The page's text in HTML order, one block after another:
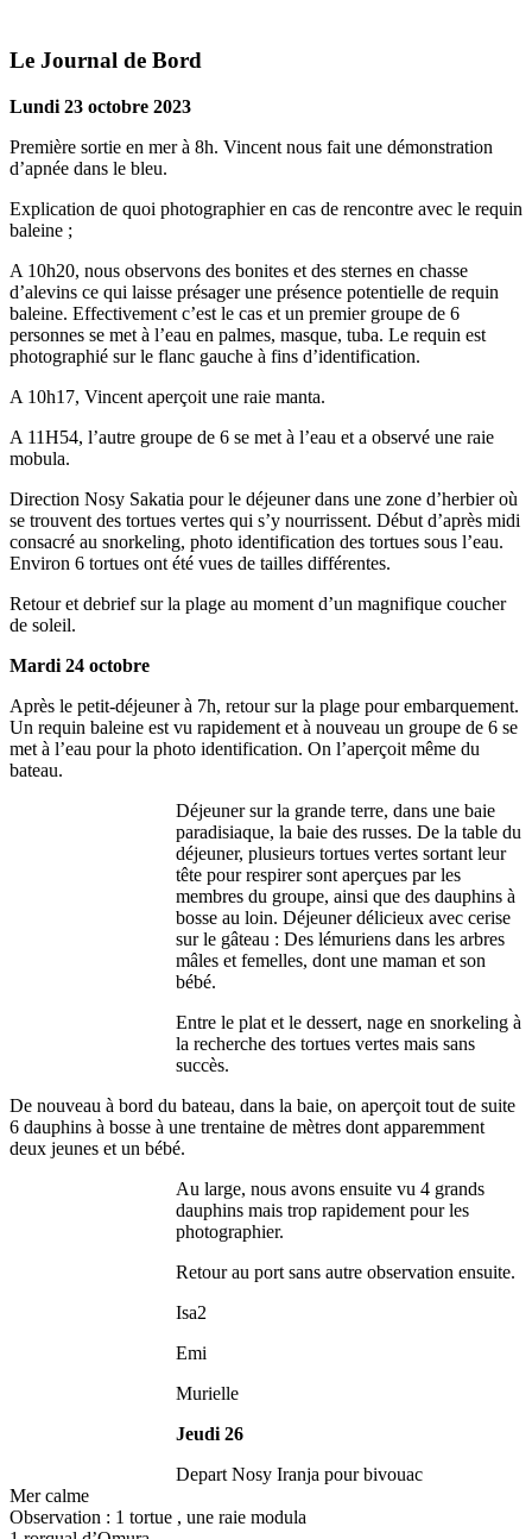
Le Journal de Bord
Lundi 23 octobre 2023
Première sortie en mer à 8h. Vincent nous fait une démonstration
d’apnée dans le bleu.
Explication de quoi photographier en cas de rencontre avec le requin
baleine ;
A 10h20, nous observons des bonites et des sternes en chasse
d’alevins ce qui laisse présager une présence potentielle de requin
baleine. Effectivement c’est le cas et un premier groupe de 6
personnes se met à l’eau en palmes, masque, tuba. Le requin est
photographié sur le flanc gauche à fins d’identification.
A 10h17, Vincent aperçoit une raie manta.
A 11H54, l’autre groupe de 6 se met à l’eau et a observé une raie
mobula.
Direction Nosy Sakatia pour le déjeuner dans une zone d’herbier où
se trouvent des tortues vertes qui s’y nourrissent. Début d’après midi
consacré au snorkeling, photo identification des tortues sous l’eau.
Environ 6 tortues ont été vues de tailles différentes.
Retour et debrief sur la plage au moment d’un magnifique coucher
de soleil.
Mardi 24 octobre
Après le petit-déjeuner à 7h, retour sur la plage pour embarquement.
Un requin baleine est vu rapidement et à nouveau un groupe de 6 se
met à l’eau pour la photo identification. On l’aperçoit même du
bateau.
Déjeuner sur la grande terre, dans une baie
paradisiaque, la baie des russes. De la table du
déjeuner, plusieurs tortues vertes sortant leur
tête pour respirer sont aperçues par les
membres du groupe, ainsi que des dauphins à
bosse au loin. Déjeuner délicieux avec cerise
sur le gâteau : Des lémuriens dans les arbres
mâles et femelles, dont une maman et son
bébé.
Entre le plat et le dessert, nage en snorkeling à
la recherche des tortues vertes mais sans
succès.
De nouveau à bord du bateau, dans la baie, on aperçoit tout de suite
6 dauphins à bosse à une trentaine de mètres dont apparemment
deux jeunes et un bébé.
Au large, nous avons ensuite vu 4 grands
dauphins mais trop rapidement pour les
photographier.
Retour au port sans autre observation ensuite.
Isa2
Emi
Murielle
Jeudi 26
Depart Nosy Iranja pour bivouac
Mer calme
Observation : 1 tortue , une raie modula